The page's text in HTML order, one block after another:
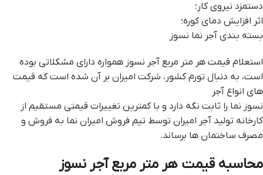
دستمزد نیروی کار؛
اثر افزایش دمای کوره؛
بسته بندی آجر نما نسوز
استعلام قیمت هر متر مربع آجر نسوز همواره دارای مشکلاتی بوده
است، به دنبال تورم کشور، شرکت امیران بر آن شده است که قیمت
های انواع آجر
نسوز نما را ثابت نگه دارد و با کمترین تغییرات قیمتی مستقیم از
کارخانه تولید آجر امیران توسط تیم فروش امیران نما به فروش و
مصرف ساختمان ها برساند.
محاسبه قیمت هر متر مربع آجر نسوز